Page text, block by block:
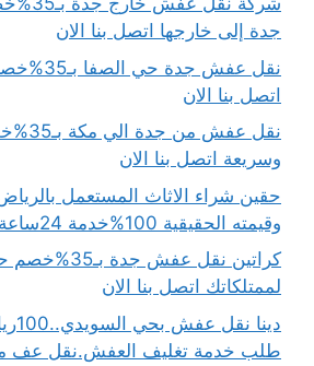
جدة إلى خارجها اتصل بنا الان
نقل عفش
اتصل بنا الان
نقل
وسريعة اتصل بنا الان
حقين شراء الاثاث المستعمل
وقيمته الحقيقية 100%خدمة 24ساعة
كراتين نقل عفش
لممتلكاتك اتصل بنا الان
طلب خدمة تغليف العفش.نقل عف